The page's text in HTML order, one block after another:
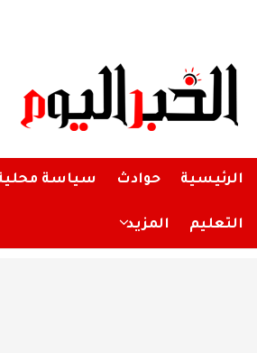
الرئيسية حوادث سياسة
التعليم المزيد